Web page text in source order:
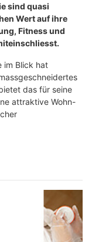
sind quasi
Wert auf ihre
Fitness und
im Blick hat
das für seine
attraktive Wohn-